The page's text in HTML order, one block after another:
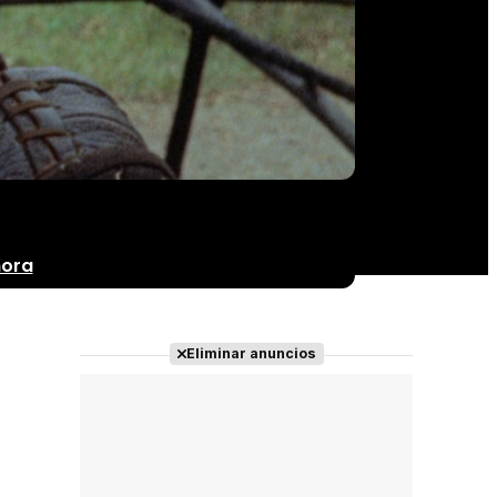
Eliminar anuncios